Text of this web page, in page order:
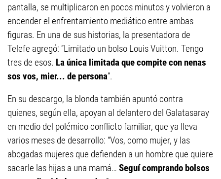
pantalla, se multiplicaron en pocos minutos y volvieron a
encender el enfrentamiento mediático entre ambas
figuras. En una de sus historias, la presentadora de
Telefe agregó: “Limitado un bolso Louis Vuitton. Tengo
tres de esos. La única limitada que compite con nenas
sos vos, mier... de persona”.
En su descargo, la blonda también apuntó contra
quienes, según ella, apoyan al delantero del Galatasaray
en medio del polémico conflicto familiar, que ya lleva
varios meses de desarrollo: “Vos, como mujer, y las
abogadas mujeres que defienden a un hombre que quiere
sacarle las hijas a una mamá… Seguí comprando bolsos